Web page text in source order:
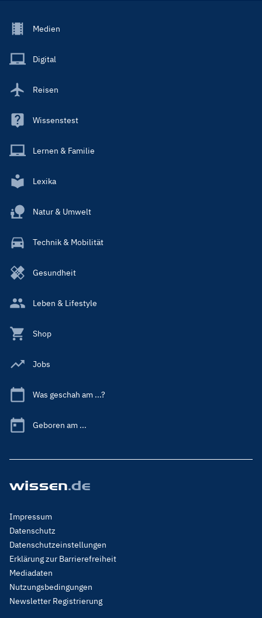
Footer
Main
Medien
Digital
Reisen
Wissenstest
Lernen & Familie
Lexika
Natur & Umwelt
Technik & Mobilität
Gesundheit
Leben & Lifestyle
Shop
Jobs
Was geschah am ...?
Geboren am ...
Footer
Menu
Legal
Impressum
Datenschutz
Datenschutzeinstellungen
Erklärung zur Barrierefreiheit
Mediadaten
Nutzungsbedingungen
Newsletter Registrierung